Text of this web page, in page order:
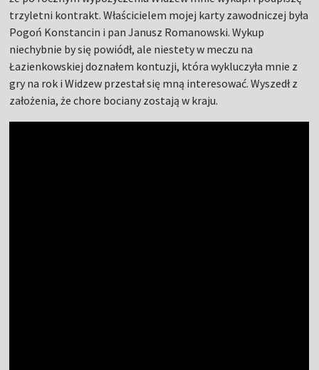
trzyletni kontrakt. Właścicielem mojej karty zawodniczej była
Pogoń Konstancin i pan Janusz Romanowski. Wykup
niechybnie by się powiódł, ale niestety w meczu na
Łazienkowskiej doznałem kontuzji, która wykluczyła mnie z
gry na rok i Widzew przestał się mną interesować. Wyszedł z
założenia, że chore bociany zostają w kraju.